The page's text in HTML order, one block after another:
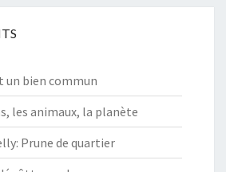
un bien commun
les animaux, la planète
Prune de quartier